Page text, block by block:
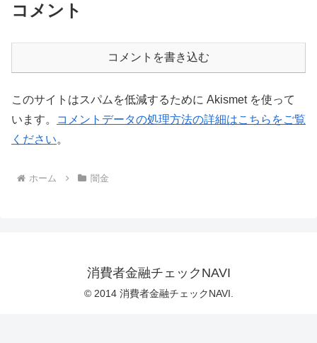
コメント
コメントを書き込む
このサイトはスパムを低減するために Akismet を使って
います。
コメントデータの処理方法の詳細はこちらをご覧
ください。
ホーム 闇金
消費者金融チェックNAVI
© 2014 消費者金融チェックNAVI.